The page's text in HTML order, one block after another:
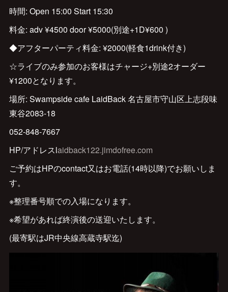
時間: Open 15:00 Start 15:30
料金: adv ¥4500 door ¥5000(別途+1D¥600 )
◆アフターパーティ料金: ¥2000(軽食1drink付き)
☆ライブのみ参加のお客様はチャージ+別途2オーダー
¥1200となります。
場所: Swampside cafe LaidBack 名古屋市守山区上志段味
東谷2083-18
052-848-7667
HP/アドレスlaidback122.jimdofree.com
ご予約はHPのcontact又はお電話(14時以降)でお願いしま
す。
※整理番号順での入場になります。
※希望があれば終演後の送迎いたします。
(最寄駅はJR中央線高蔵寺駅迄)